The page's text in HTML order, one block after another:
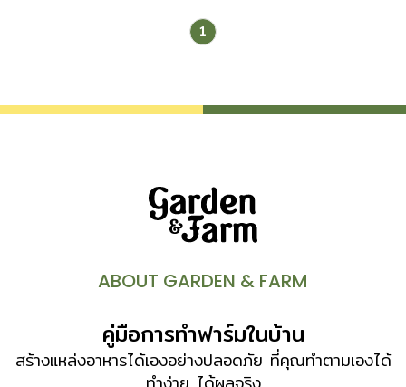
1
ABOUT GARDEN & FARM
คู่มือการทำฟาร์มในบ้าน
สร้างแหล่งอาหารได้เองอย่างปลอดภัย ที่คุณทำตามเองได้